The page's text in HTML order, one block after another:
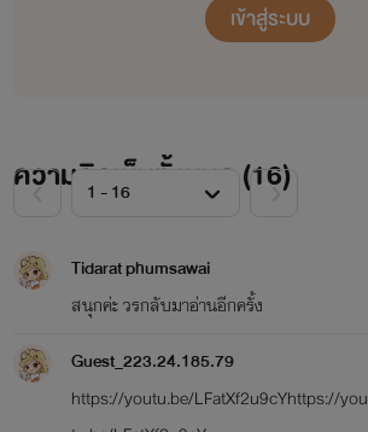
เข้าสู่ระบบ
ความคิดเห็นทั้งหมด (16)
Tidarat phumsawai
สนุกค่ะ วรกลับมาอ่านอีกครั้ง
Guest_223.24.185.79
https://youtu.be/LFatXf2u9cYhttps://you